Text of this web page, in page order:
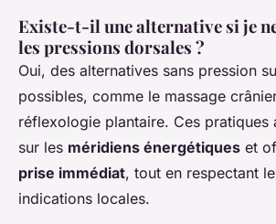
Existe-t-il une alternative si je
les pressions dorsales ?
Oui, des alternatives sans pression
possibles, comme le massage
réflexologie plantaire. Ces pratiques
sur les méridiens énergétiques et
prise immédiat, tout en respectant
indications locales.